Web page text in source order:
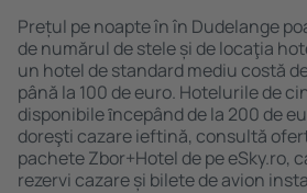
Prețul pe noapte în în Dudelange
de numărul de stele și de locaţia
un hotel de standard mediu costă
până la 100 de euro. Hotelurile de
disponibile ȋncepând de la 200 de
doreşti cazare ieftină, consultă
pachete Zbor+Hotel de pe eSky.ro,
rezervi cazare și bilete de avion